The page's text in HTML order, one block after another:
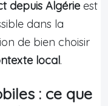
depuis Algérie est
dans la
de bien choisir
local.
: ce que